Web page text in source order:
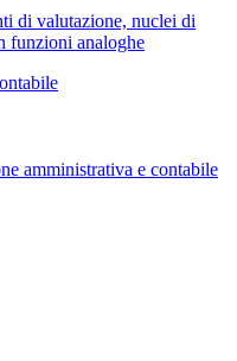
di valutazione, nuclei di
funzioni analoghe
amministrativa e contabile